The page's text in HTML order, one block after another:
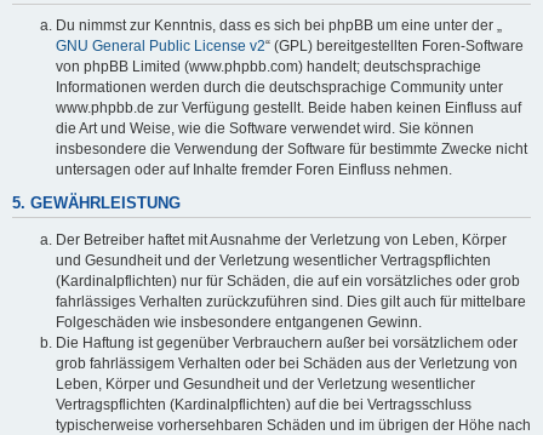
Du nimmst zur Kenntnis, dass es sich bei phpBB um eine unter der „
GNU General Public License v2“ (GPL) bereitgestellten Foren-Software
von phpBB Limited (www.phpbb.com) handelt; deutschsprachige
Informationen werden durch die deutschsprachige Community unter
www.phpbb.de zur Verfügung gestellt. Beide haben keinen Einfluss auf
die Art und Weise, wie die Software verwendet wird. Sie können
insbesondere die Verwendung der Software für bestimmte Zwecke nicht
untersagen oder auf Inhalte fremder Foren Einfluss nehmen.
5. GEWÄHRLEISTUNG
Der Betreiber haftet mit Ausnahme der Verletzung von Leben, Körper
und Gesundheit und der Verletzung wesentlicher Vertragspflichten
(Kardinalpflichten) nur für Schäden, die auf ein vorsätzliches oder grob
fahrlässiges Verhalten zurückzuführen sind. Dies gilt auch für mittelbare
Folgeschäden wie insbesondere entgangenen Gewinn.
Die Haftung ist gegenüber Verbrauchern außer bei vorsätzlichem oder
grob fahrlässigem Verhalten oder bei Schäden aus der Verletzung von
Leben, Körper und Gesundheit und der Verletzung wesentlicher
Vertragspflichten (Kardinalpflichten) auf die bei Vertragsschluss
typischerweise vorhersehbaren Schäden und im übrigen der Höhe nach